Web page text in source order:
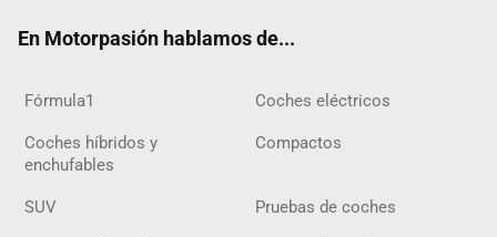
En Motorpasión hablamos de...
Fórmula1 Coches eléctricos
Coches híbridos y
enchufables
Compactos
SUV Pruebas de coches